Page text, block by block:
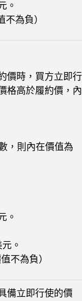
。
不為負）
價時，買方立即行
格高於履約價，內
，則內在價值為
。
。
不為負）
備立即行使的價